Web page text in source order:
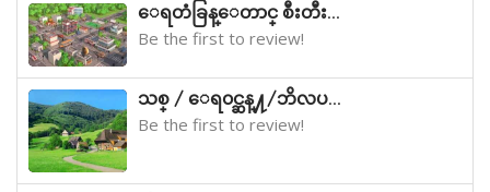
ေရတံခြန္ေတာင္ စီးတီး...
Be the first to review!
သစ္ / ေရ၀င္ဆန္႔/ဘိလပ...
Be the first to review!